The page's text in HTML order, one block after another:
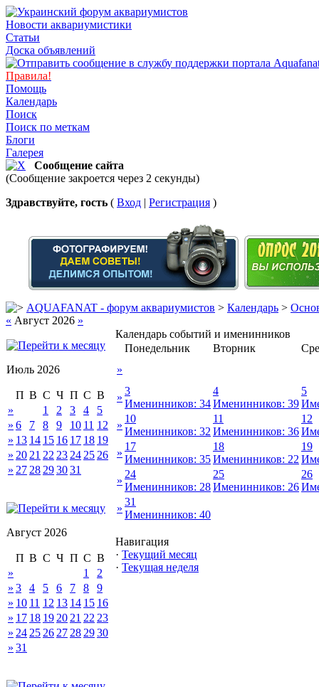
Новости аквариумистики
Статьи
Доска объявлений
Правила!
Помощь
Календарь
Поиск
Поиск по меткам
Блоги
Галерея
Сообщение сайта
(Сообщение закроется через 2 секунды)
Здравствуйте, гость ( Вход | Регистрация )
AQUAFANAT - форум аквариумистов > Календарь >
« Август 2026 »
Июль 2026
П В С Ч П С В
»
1 2 3 4
5
» 6 7 8 9 10 11 12
» 13 14 15 16 17 18 19
» 20 21 22 23 24 25 26
» 27 28 293031
Август 2026
П В С Ч П С В
»
1
2
» 3 4 5 6 7 8
9
» 10 11 12 13 14 15 16
» 17 18 19 20 21 22 23
» 24 25 26 27 28 2930
» 31
Календарь событий и именинников
Понедельник
Вторник
»
»
3
Именинников: 34
4
Именинников: 39
5
»
10
Именинников: 32
11
Именинников: 36
12
»
17
Именинников: 35
18
Именинников: 22
19
»
24
Именинников: 28
25
Именинников: 26
26
»
31
Именинников: 40
Навигация
· Текущий месяц
· Текущая неделя